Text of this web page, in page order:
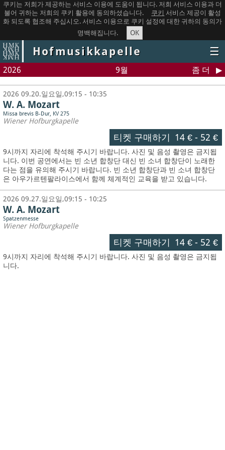
쿠키는 저희가 제공하는 서비스 이용에 도움이 됩니다. 저희 서비스 이용과 더
불어 귀하는 저희의 쿠키 활용에 동의하셨습니다.
쿠키 서비스 제공이 활성
화 되도록 협조해 주십시오. 서비스 이용으로 쿠키 설정에 대한 귀하의 동의가
명백해집니다.
OK
Hofmusikkapelle ☰
2026 9월 좀 더
2026 09.20.일요일,09:15 - 10:35
W. A. Mozart
Missa brevis B-Dur, KV 275
Wiener Hofburgkapelle
티켓 구매하기 14 €- 52 €
9시까지 자리에 착석해 주시기 바랍니다. 사진 및 음성 촬영은 금지됩
니다. 이번 공연에서는 빈 소년 합창단 대신 빈 소녀 합창단이 노래한
다는 점을 유의해 주시기 바랍니다. 빈 소년 합창단과 빈 소녀 합창단
은 아우가르텐팔라이스에서 함께 체계적인 교육을 받고 있습니다.
2026 09.27.일요일,09:15 - 10:25
W. A. Mozart
Spatzenmesse
Wiener Hofburgkapelle
티켓 구매하기 14 €- 52 €
9시까지 자리에 착석해 주시기 바랍니다. 사진 및 음성 촬영은 금지됩
니다.